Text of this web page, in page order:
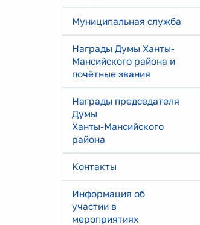
Муниципальная служба
Награды Думы Ханты-
Мансийского района и
почётные звания
Награды председателя
Думы
Ханты-Мансийского
района
Контакты
Информация об
участии в
мероприятиях